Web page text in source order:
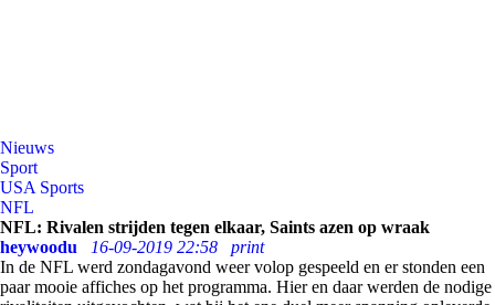
Nieuws
Sport
USA Sports
NFL
NFL: Rivalen strijden tegen elkaar, Saints azen op wraak
heywoodu
16-09-2019 22:58
print
In de NFL werd zondagavond weer volop gespeeld en er stonden een
paar mooie affiches op het programma. Hier en daar werden de nodige